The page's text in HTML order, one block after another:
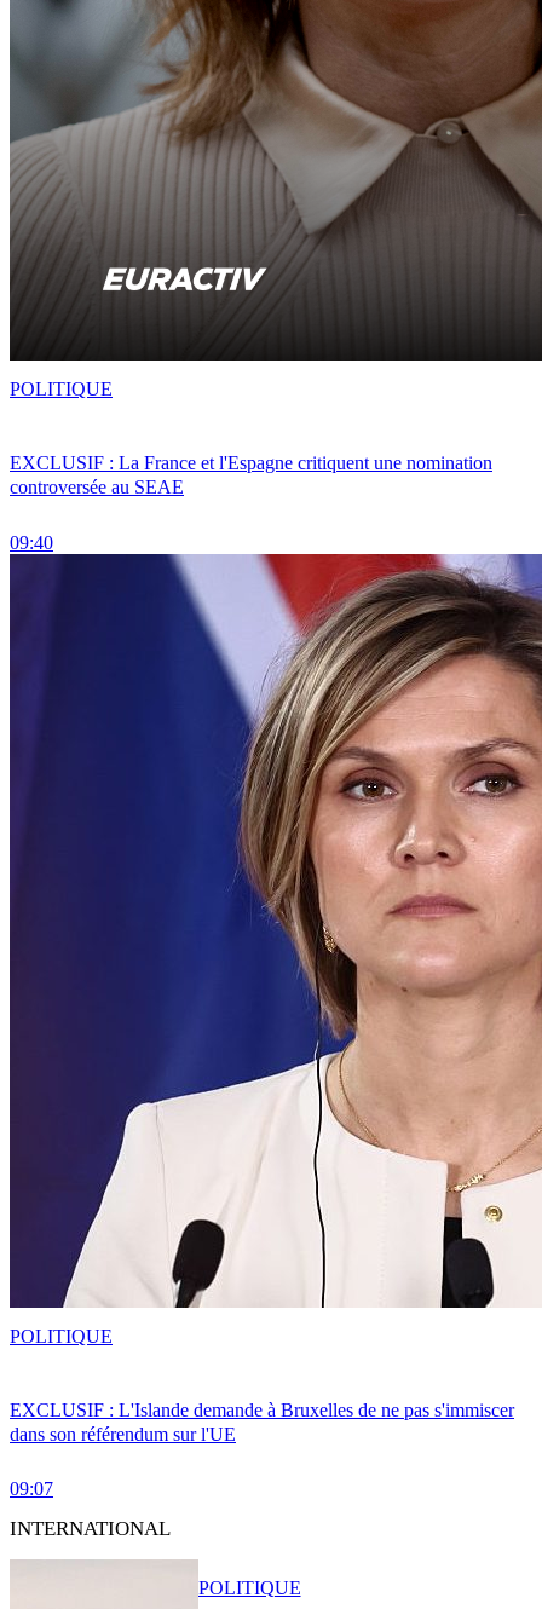
EXCLUSIF : La France et l'Espagne critiquent une nomination
controversée au SEAE
09:40
POLITIQUE
EXCLUSIF : L'Islande demande à Bruxelles de ne pas s'immiscer
dans son référendum sur l'UE
09:07
POLITIQUE
INTERNATIONAL
POLITIQUE